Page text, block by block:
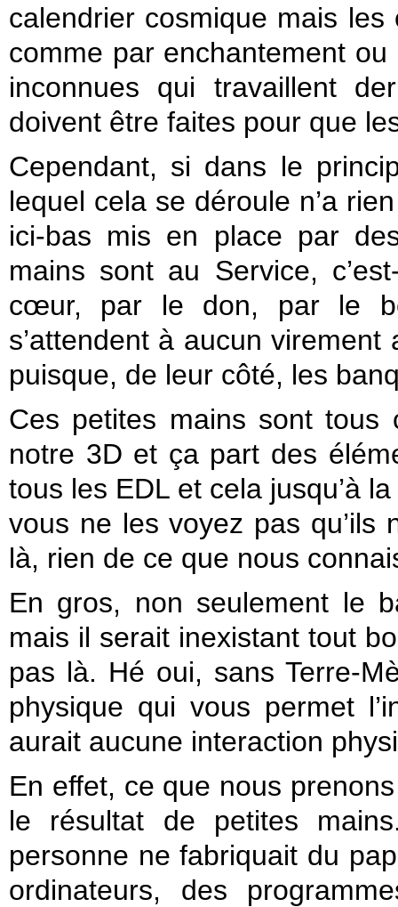
calendrier cosmique mais
comme par enchantement
inconnues qui travaillent
doivent être faites pour que
Cependant, si dans le
lequel cela se déroule n’a
ici-bas mis en place par
mains sont au Service,
cœur, par le don, par le
s’attendent à aucun
puisque, de leur côté, les
Ces petites mains sont
notre 3D et ça part des
tous les EDL et cela jusqu’à
vous ne les voyez pas qu’ils
là, rien de ce que nous
En gros, non seulement le
mais il serait inexistant tout
pas là. Hé oui, sans Terre-
physique qui vous permet
aurait aucune interaction
En effet, ce que nous
le résultat de petites
personne ne fabriquait du
ordinateurs, des